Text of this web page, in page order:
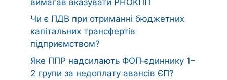
Чи є ПДВ при отриманні бюджетних
капітальних трансфертів
підприємством?
Яке ППР надсилають ФОП‑єдиннику 1–
2 групи за недоплату авансів ЄП?